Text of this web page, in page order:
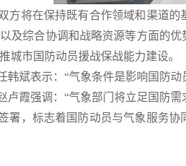
将在保持既有合作领域和渠道的
及综合协调和战略资源等方面的
城市国防动员援战保战能力建设。
韩斌表示： “气象条件是影响国防
卢霞强调： “气象部门将立足国防
，标志着国防动员与气象服务协